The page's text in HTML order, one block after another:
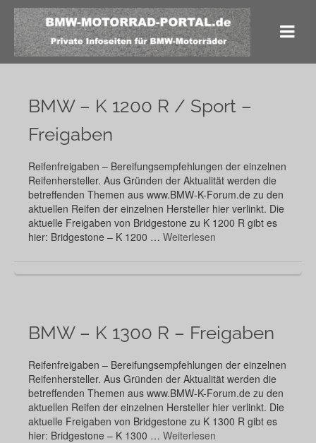
BMW – K 1200 R / Sport –
Freigaben
Reifenfreigaben – Bereifungsempfehlungen der einzelnen
Reifenhersteller. Aus Gründen der Aktualität werden die
betreffenden Themen aus www.BMW-K-Forum.de zu den
aktuellen Reifen der einzelnen Hersteller hier verlinkt. Die
aktuelle Freigaben von Bridgestone zu K 1200 R gibt es
hier: Bridgestone – K 1200 … Weiterlesen
BMW – K 1300 R – Freigaben
Reifenfreigaben – Bereifungsempfehlungen der einzelnen
Reifenhersteller. Aus Gründen der Aktualität werden die
betreffenden Themen aus www.BMW-K-Forum.de zu den
aktuellen Reifen der einzelnen Hersteller hier verlinkt. Die
aktuelle Freigaben von Bridgestone zu K 1300 R gibt es
hier: Bridgestone – K 1300 … Weiterlesen